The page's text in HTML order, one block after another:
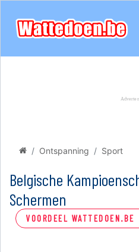
Ontspanning Sport
Belgische
Schermen
VOORDEEL WATTEDOEN.BE